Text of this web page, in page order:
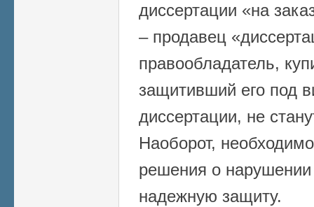
диссертации «на
– продавец
правообладатель,
защитивший его под
диссертации, не
Наоборот,
решения о нарушении
надежную защиту.